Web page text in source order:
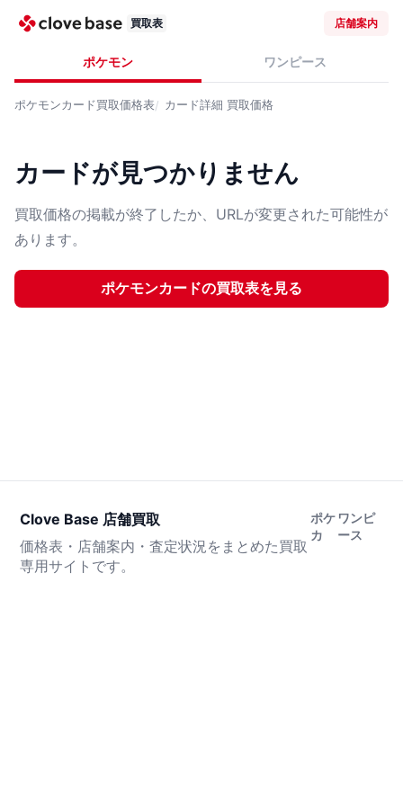
買取表 店舗案内
ポケモン ワンピース
ポケモンカード買取価格表 カード詳細 買取価格
カードが見つかりません
買取価格の掲載が終了したか、URLが変更された可能性が
あります。
ポケモンカードの買取表を見る
Clove Base 店舗買取
価格表・店舗案内・査定状況をまとめた買取
専用サイトです。
ポケ
カ
ワンピ
ース